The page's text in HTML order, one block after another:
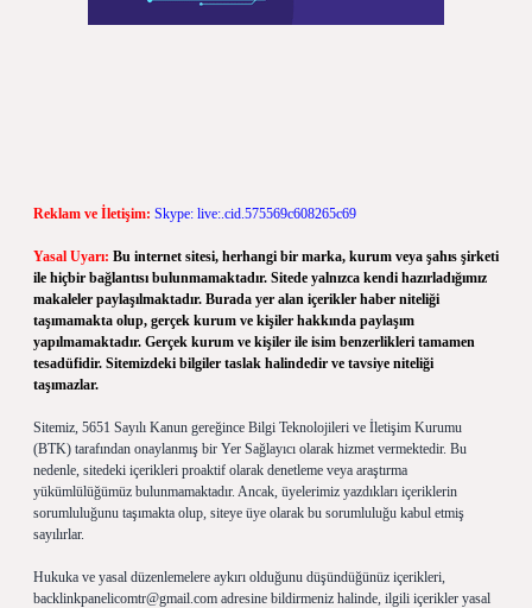
Reklam ve İletişim: Skype: live:.cid.575569c608265c69
Yasal Uyarı: Bu internet sitesi, herhangi bir marka, kurum veya şahıs şirketi
ile hiçbir bağlantısı bulunmamaktadır. Sitede yalnızca kendi hazırladığımız
makaleler paylaşılmaktadır. Burada yer alan içerikler haber niteliği
taşımamakta olup, gerçek kurum ve kişiler hakkında paylaşım
yapılmamaktadır. Gerçek kurum ve kişiler ile isim benzerlikleri tamamen
tesadüfidir. Sitemizdeki bilgiler taslak halindedir ve tavsiye niteliği
taşımazlar.
Sitemiz, 5651 Sayılı Kanun gereğince Bilgi Teknolojileri ve İletişim Kurumu
(BTK) tarafından onaylanmış bir Yer Sağlayıcı olarak hizmet vermektedir. Bu
nedenle, sitedeki içerikleri proaktif olarak denetleme veya araştırma
yükümlülüğümüz bulunmamaktadır. Ancak, üyelerimiz yazdıkları içeriklerin
sorumluluğunu taşımakta olup, siteye üye olarak bu sorumluluğu kabul etmiş
sayılırlar.
Hukuka ve yasal düzenlemelere aykırı olduğunu düşündüğünüz içerikleri,
backlinkpanelicomtr@gmail.com adresine bildirmeniz halinde, ilgili içerikler yasal